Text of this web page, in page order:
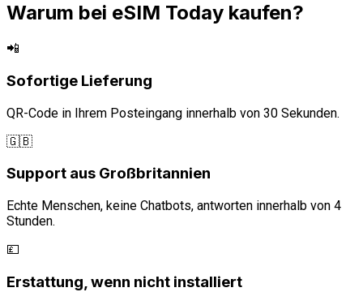
Warum bei eSIM Today kaufen?
📲
Sofortige Lieferung
QR-Code in Ihrem Posteingang innerhalb von 30 Sekunden.
🇬🇧
Support aus Großbritannien
Echte Menschen, keine Chatbots, antworten innerhalb von 4
Stunden.
💷
Erstattung, wenn nicht installiert